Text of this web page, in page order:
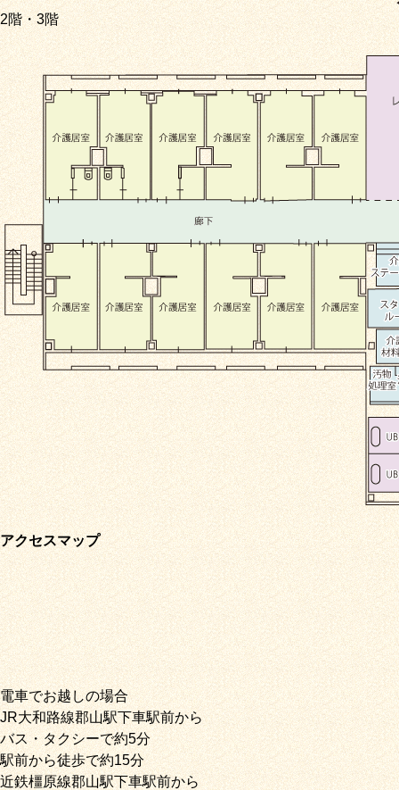
2階・3階
アクセスマップ
電車でお越しの場合
JR大和路線郡山駅下車駅前から
バス・タクシーで約5分
駅前から徒歩で約15分
近鉄橿原線郡山駅下車駅前から